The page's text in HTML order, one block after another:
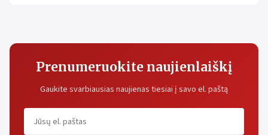
Prenumeruokite naujienlaiškį
Gaukite svarbiausias naujienas tiesiai į savo el. paštą